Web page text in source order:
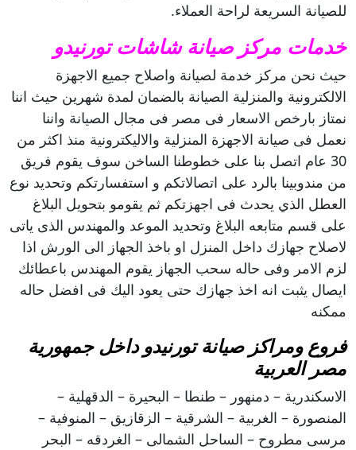
للصيانة السريعة لراحة العملاء.
خدمات مركز صيانة شاشات تورنيدو
حيث نحن مركز خدمة لصيانة واصلاح جميع الاجهزة
الالكترونية والمنزلية الصيانة بالضمان لمدة شهرين حيث اننا
نمتاز بارخص الاسعار فى مصر فى مجال الصيانة واننا
نعمل فى صيانة الاجهزة المنزلية والاليكترونية منذ اكثر من
30 عام اتصل بنا على خطوطنا الساخن سوف يقوم فريق
من مندوبينا بالرد على اتصالاتكم و استفسارتكم وتحديد نوع
العطل الذي يحدث فى اجهزتكم ثم يقومو بتحويل البلاغ
على قسم متابعه البلاغ وتحديد الموعد والمهندس الذى ياتى
لاصلاح جهازك داخل المنزل او باخذ الجهاز الى الورش اذا
لزم الامر وفى حاله سحب الجهاز يقوم المهندس باعطائك
ايصال يثبت انه اخذ جهازك حتى يعود اليك فى افضل حاله
ممكنه
فروع ومراكز صيانة تورنيدو داخل جمهورية
مصر العربية
الاسكندرية – دمنهور – طنطا – البحيرة – الدقهلية –
المنصورة – الغربية – الشرقية – الزقازيق – المنوفية –
مرسى مطروح – الساحل الشمالى – الغردقه – البحر